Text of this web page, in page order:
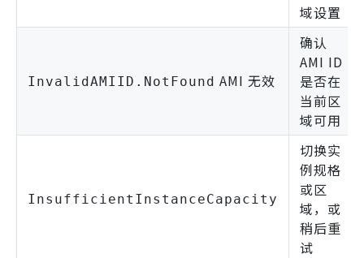
域设置
InvalidAMIID.NotFound AMI 无效
确认
AMI ID
是否在
当前区
域可用
InsufficientInstanceCapacity
切换实
例规格
或区
域，或
稍后重
试